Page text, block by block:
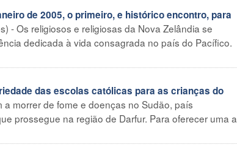
de 2005, o primeiro, e histórico encontro, para
- Os religiosos e religiosas da Nova Zelândia se
dedicada à vida consagrada no país do Pacífico.
das escolas católicas para as crianças do
morrer de fome e doenças no Sudão, país
prossegue na região de Darfur. Para oferecer uma a